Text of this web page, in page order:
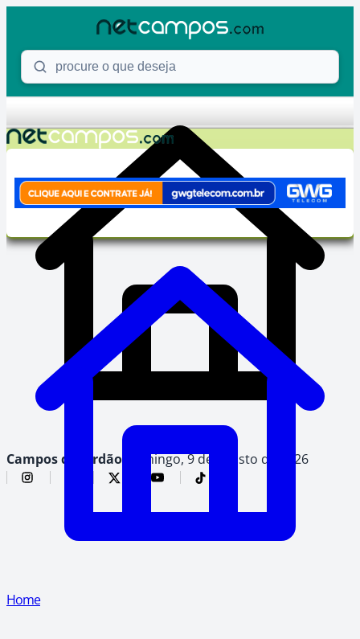
Procure o que deseja
Campos do Jordão, domingo, 9 de agosto de 2026
Home